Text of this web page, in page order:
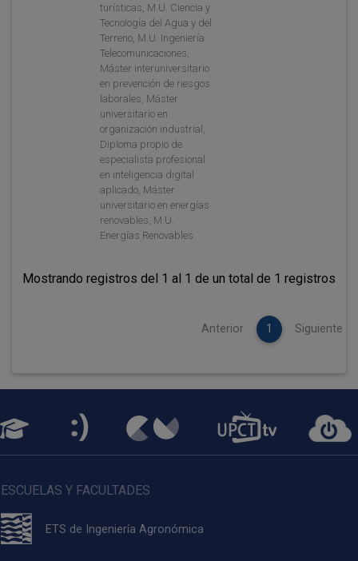
turísticas, M.U. Ciencia y
Tecnología del Agua y del
Terreno, M.U. Ingeniería
Telecomunicaciones,
Máster interuniversitario
en prevención de riesgos
laborales, Máster
universitario en
organización industrial,
Diploma propio de
especialista profesional
en inteligencia digital
aplicado, Máster
universitario en energías
renovables, M.U.
Energías Renovables
Mostrando registros del 1 al 1 de un total de 1 registros
Anterior 1 Siguiente
ESCUELAS Y FACULTADES
ETS de Ingeniería Agronómica